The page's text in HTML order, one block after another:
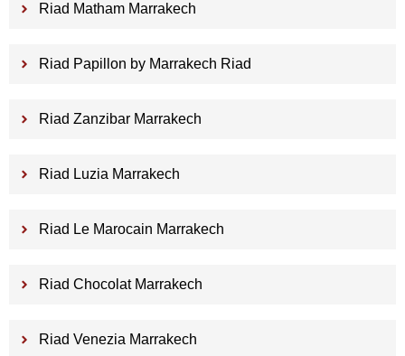
Riad Matham Marrakech
Riad Papillon by Marrakech Riad
Riad Zanzibar Marrakech
Riad Luzia Marrakech
Riad Le Marocain Marrakech
Riad Chocolat Marrakech
Riad Venezia Marrakech